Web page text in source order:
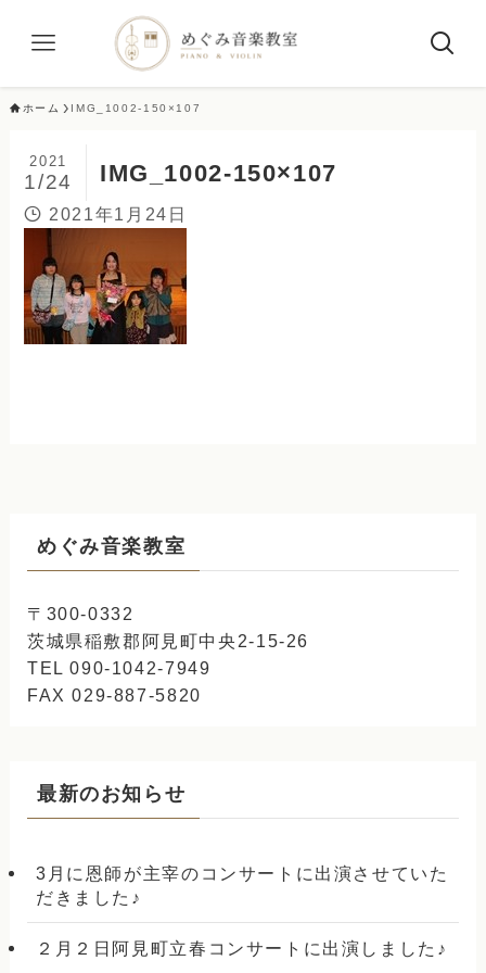
ホーム IMG_1002-150×107
IMG_1002-150×107
2021
1/24
2021年1月24日
めぐみ音楽教室
〒300-0332
茨城県稲敷郡阿見町中央2-15-26
TEL 090-1042-7949
FAX 029-887-5820
最新のお知らせ
3月に恩師が主宰のコンサートに出演させていた
だきました♪
２月２日阿見町立春コンサートに出演しました♪